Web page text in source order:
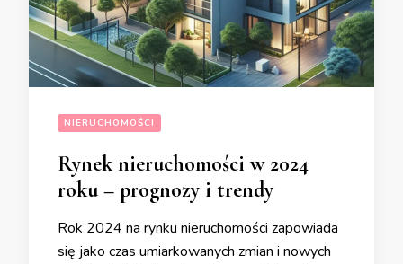
NIERUCHOMOŚCI
Rynek nieruchomości w 2024
roku – prognozy i trendy
Rok 2024 na rynku nieruchomości zapowiada
się jako czas umiarkowanych zmian i nowych